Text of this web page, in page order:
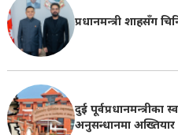
प्रधानमन्त्री शाहसँग
दुई पूर्वप्रधानमन्त्रीका
अनुसन्धानमा अख्तियार